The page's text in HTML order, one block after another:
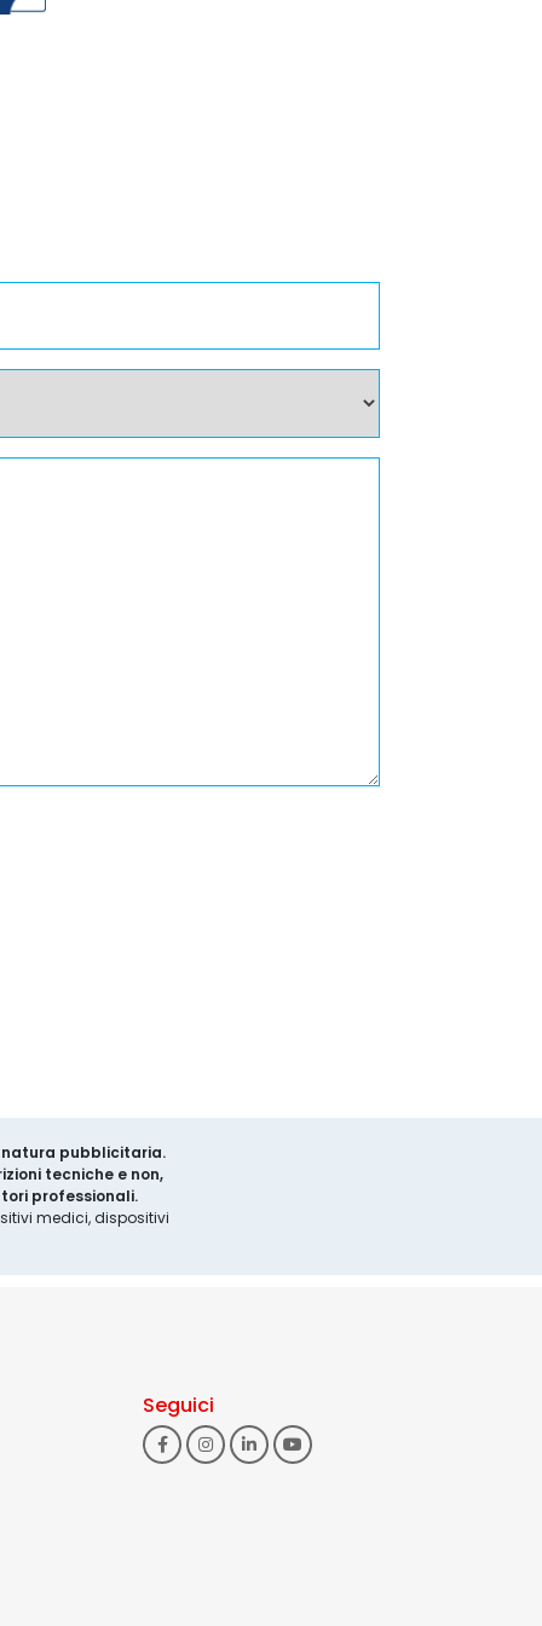
natura pubblicitaria.
tecniche e non,
professionali.
medici, dispositivi
Seguici